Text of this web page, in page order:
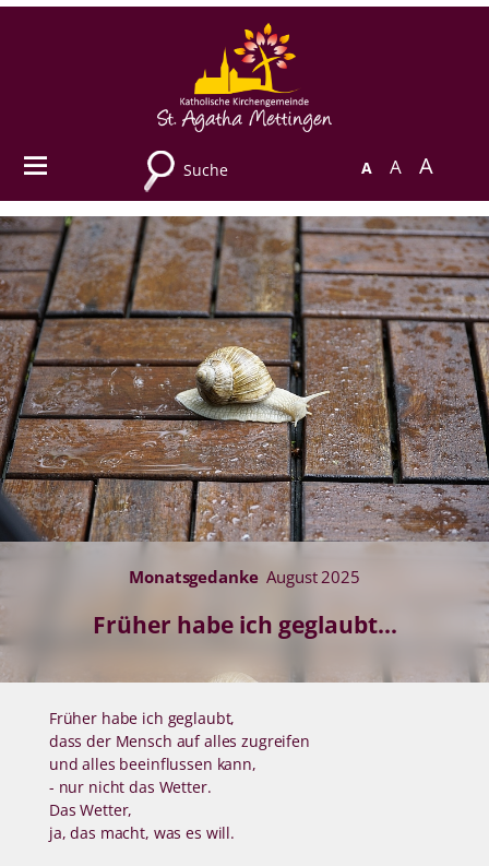
Suche A A A
MonatsgedankeAugust 2025
Früher habe ich geglaubt...
Früher habe ich geglaubt,
dass der Mensch auf alles zugreifen
und alles beeinflussen kann,
- nur nicht das Wetter.
Das Wetter,
ja, das macht, was es will.